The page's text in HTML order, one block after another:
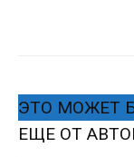
ЭТО МОЖЕТ
ЕЩЕ ОТ